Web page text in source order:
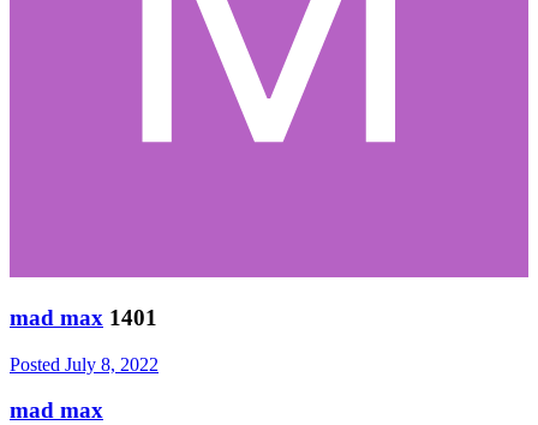
mad max 1401
Posted July 8, 2022
mad max